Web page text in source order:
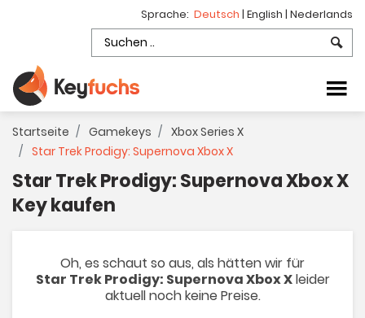
Sprache: Deutsch | English | Nederlands
Startseite Gamekeys
Xbox Series X
Star Trek Prodigy: Supernova Xbox X
Star Trek Prodigy: Supernova Xbox X
Key kaufen
Oh, es schaut so aus, als hätten wir für
Star Trek Prodigy: Supernova Xbox Xleider
aktuell noch keine Preise.